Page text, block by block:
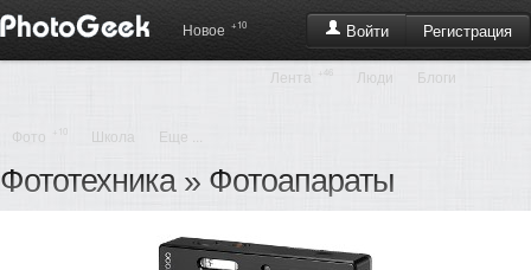
Войти Регистрация
Новое +10
Лента +46 Люди Блоги
Фото Школа Еще ...
Фототехника» Фотоапараты